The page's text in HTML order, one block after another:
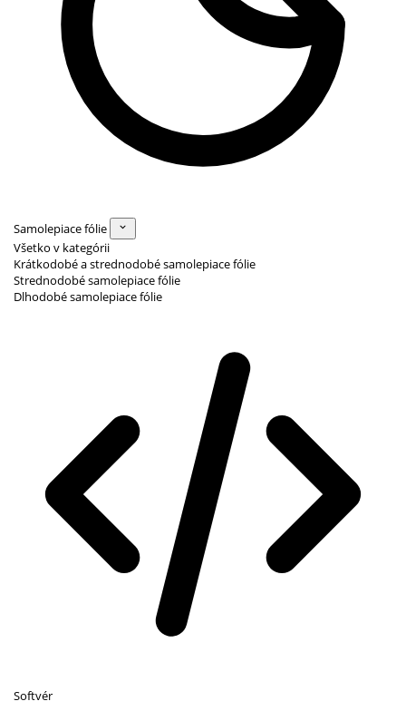
Samolepiace fólie
Všetko v kategórii
Krátkodobé a strednodobé samolepiace fólie
Strednodobé samolepiace fólie
Dlhodobé samolepiace fólie
Softvér